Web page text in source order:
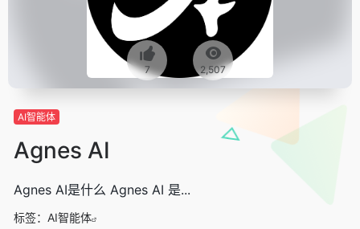
7 2,507
AI智能体
Agnes AI
Agnes AI是什么 Agnes AI 是...
标签： AI智能体